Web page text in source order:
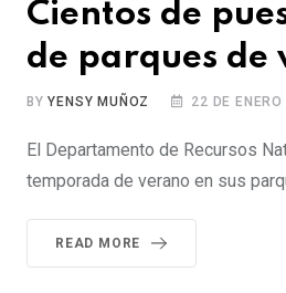
Cientos de
de parques de
BYYENSY MUÑOZ 22 DE
El Departamento de Recursos
temporada de verano en sus
READ MORE